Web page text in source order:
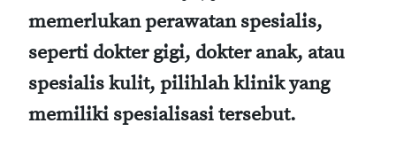
memerlukan perawatan spesialis,
seperti dokter gigi, dokter anak, atau
spesialis kulit, pilihlah klinik yang
memiliki spesialisasi tersebut.